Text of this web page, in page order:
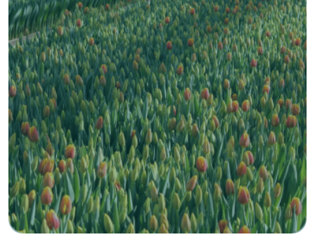
www.vetki.biz
Zaxriddin Flower Plantation, питомник
Ташкентская область, Зангиатинский р-н, ул.
Канимаева, д. 9
«ЁЛЫ-ПАЛЫ», питомник декоративных
растений
Самарская область, с. Подстепки, ул.
Фермерская 14 А
(8482) 650 010